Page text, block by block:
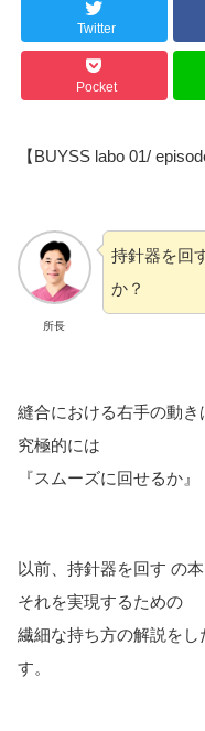
Twitter
Pocket
【BUYSS labo 01/
所長
持針器を回
か？
縫合における右手の動き
究極的には
『スムーズに回せるか
以前、持針器を回す の
それを実現するための
繊細な持ち方の解説を
す。